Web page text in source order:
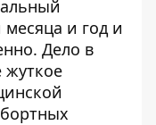
и год и
Дело в